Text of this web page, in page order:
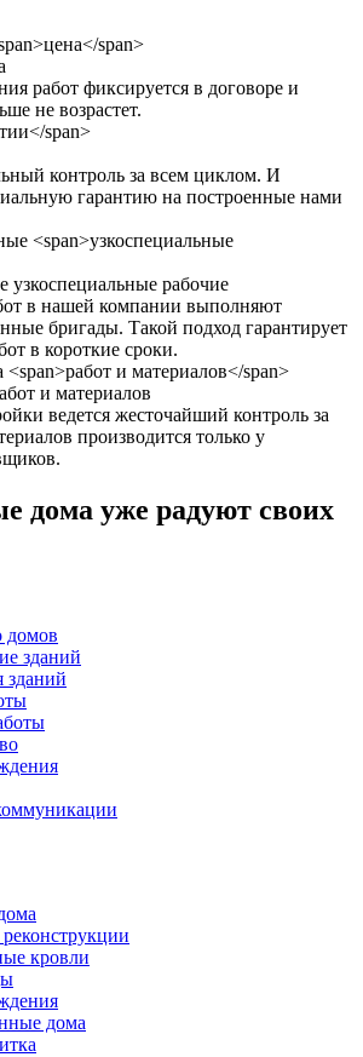
работ фиксируется в договоре и
не возрастет.
контроль за всем циклом. И
гарантию на построенные нами
узкоспециальные рабочие
в нашей компании выполняют
бригады. Такой подход гарантирует
в короткие сроки.
и материалов
ведется жесточайший контроль за
производится только у
дома уже радуют своих
домов
зданий
зданий
кровли
дома